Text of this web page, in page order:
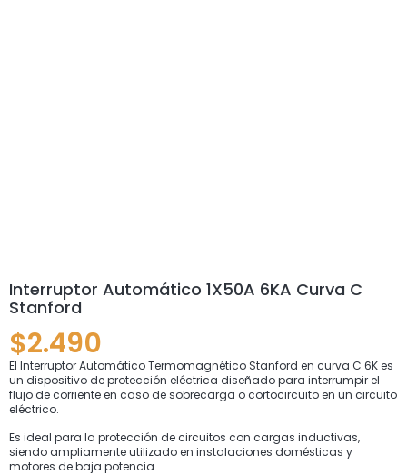
Interruptor Automático 1X50A 6KA Curva C
Stanford
$2.490
El Interruptor Automático Termomagnético Stanford en curva C 6K es
un dispositivo de protección eléctrica diseñado para interrumpir el
flujo de corriente en caso de sobrecarga o cortocircuito en un circuito
eléctrico.
Es ideal para la protección de circuitos con cargas inductivas,
siendo ampliamente utilizado en instalaciones domésticas y
motores de baja potencia.